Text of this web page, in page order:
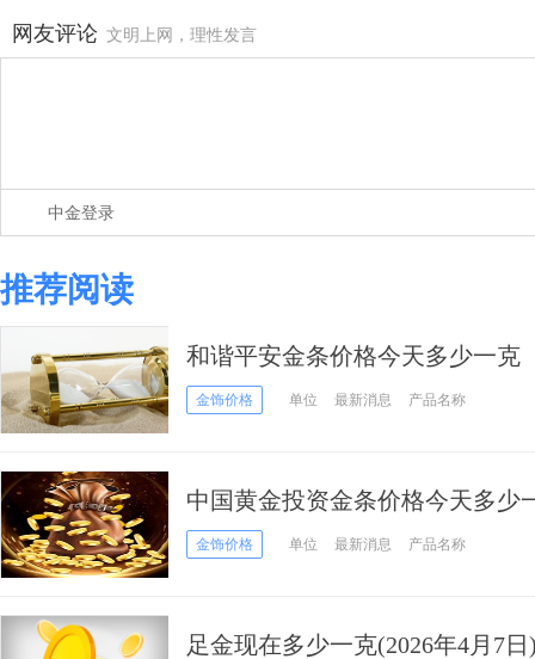
网友评论 文明上网，理性发言
中金登录
推荐阅读
和谐平安金条价格今天多少一克
金饰价格 单位 最新消息 产品名称
中国黄金投资金条价格今天多少
金饰价格 单位 最新消息 产品名称
足金现在多少一克(2026年4月7日